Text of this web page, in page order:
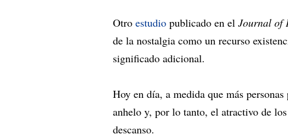
Otro estudio publicado en el Journal of
de la nostalgia como un recurso
significado adicional.
Hoy en día, a medida que más
anhelo y, por lo tanto, el atractivo de
descanso.